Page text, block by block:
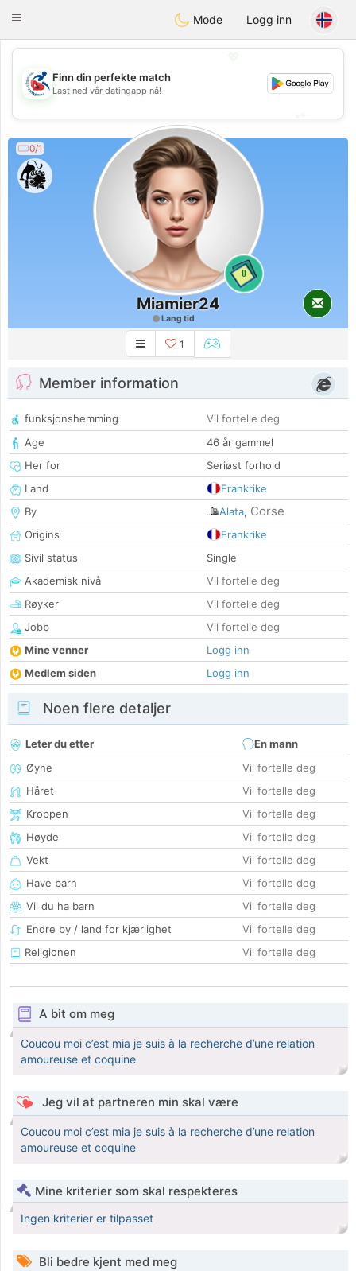
Handi Space
Toggle
Mode Logg inn
💖
💕
💕
Finn din perfekte match
Last ned vår datingapp nå!
0/1
0
Miamier24
Lang tid
1
Member information
funksjonshemming
Vil fortelle deg
Age
46 år gammel
Her for
Seriøst forhold
Land
Frankrike
By
Alata, Corse
Origins
Frankrike
Sivil status
Single
Akademisk nivå
Vil fortelle deg
Røyker
Vil fortelle deg
Jobb
Vil fortelle deg
Mine venner
Logg inn
Medlem siden
Logg inn
Noen flere detaljer
Leter du etter
En mann
Øyne
Vil fortelle deg
Håret
Vil fortelle deg
Kroppen
Vil fortelle deg
Høyde
Vil fortelle deg
Vekt
Vil fortelle deg
Have barn
Vil fortelle deg
Vil du ha barn
Vil fortelle deg
Endre by / land for kjærlighet
Vil fortelle deg
Religionen
Vil fortelle deg
A bit om meg
Coucou moi c’est mia je suis à la recherche d’une relation
amoureuse et coquine
Jeg vil at partneren min skal være
Coucou moi c’est mia je suis à la recherche d’une relation
amoureuse et coquine
Mine kriterier som skal respekteres
Ingen kriterier er tilpasset
Bli bedre kjent med meg